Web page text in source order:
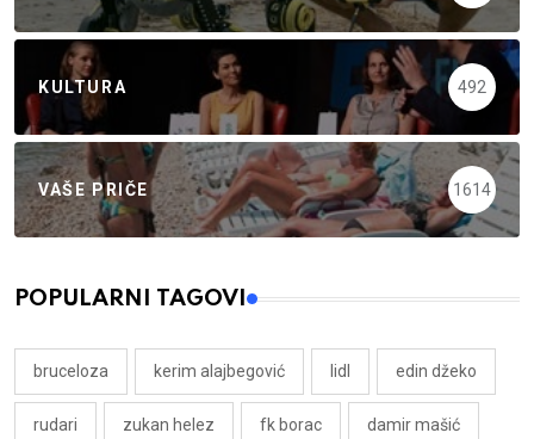
KULTURA 492
VAŠE PRIČE 1614
POPULARNI TAGOVI
bruceloza kerim alajbegović lidl edin džeko
rudari zukan helez fk borac damir mašić